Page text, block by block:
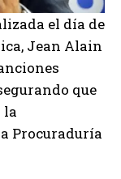
el día de
Jean Alain
que
la
Procuraduría